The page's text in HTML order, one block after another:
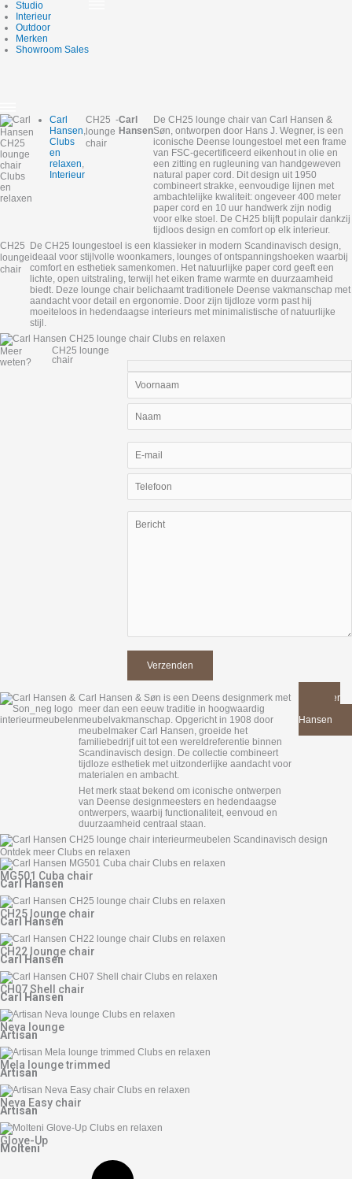
Skip
to
content
Studio
Interieur
Outdoor
Merken
Showroom Sales
Carl
Hansen,
Clubs
en
relaxen,
Interieur
CH25
lounge
chair
-Carl
Hansen
De CH25 lounge chair van Carl Hansen &
Søn, ontworpen door Hans J. Wegner, is een
iconische Deense loungestoel met een frame
van FSC‑gecertificeerd eikenhout in olie en
een zitting en rugleuning van handgeweven
natural paper cord. Dit design uit 1950
combineert strakke, eenvoudige lijnen met
ambachtelijke kwaliteit: ongeveer 400 meter
paper cord en 10 uur handwerk zijn nodig
voor elke stoel. De CH25 blijft populair dankzij
tijdloos design en comfort op elk interieur.
CH25
lounge
chair
De CH25 loungestoel is een klassieker in modern Scandinavisch design,
ideaal voor stijlvolle woonkamers, lounges of ontspanningshoeken waarbij
comfort en esthetiek samenkomen. Het natuurlijke paper cord geeft een
lichte, open uitstraling, terwijl het eiken frame warmte en duurzaamheid
biedt. Deze lounge chair belichaamt traditionele Deense vakmanschap met
aandacht voor detail en ergonomie. Door zijn tijdloze vorm past hij
moeiteloos in hedendaagse interieurs met minimalistische of natuurlijke
stijl.
Meer
weten?
CH25 lounge
chair
Carl Hansen & Søn is een Deens designmerk met
meer dan een eeuw traditie in hoogwaardig
meubelvakmanschap. Opgericht in 1908 door
meubelmaker Carl Hansen, groeide het
familiebedrijf uit tot een wereldreferentie binnen
Scandinavisch design. De collectie combineert
tijdloze esthetiek met uitzonderlijke aandacht voor
materialen en ambacht.
Het merk staat bekend om iconische ontwerpen
van Deense designmeesters en hedendaagse
ontwerpers, waarbij functionaliteit, eenvoud en
duurzaamheid centraal staan.
Meer
Hansen
Ontdek meer Clubs en relaxen
MG501 Cuba chair
Carl Hansen
CH25 lounge chair
Carl Hansen
CH22 lounge chair
Carl Hansen
CH07 Shell chair
Carl Hansen
Neva lounge
Artisan
Mela lounge trimmed
Artisan
Neva Easy chair
Artisan
Glove-Up
Molteni